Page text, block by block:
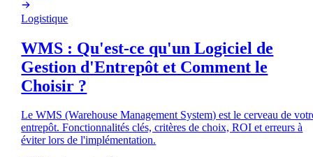
Logistique
WMS : Qu'est-ce qu'un Logiciel de
Gestion d'Entrepôt et Comment le
Choisir ?
Le WMS (Warehouse Management System) est le cerveau de
entrepôt. Fonctionnalités clés, critères de choix, ROI et erreurs à
éviter lors de l'implémentation.